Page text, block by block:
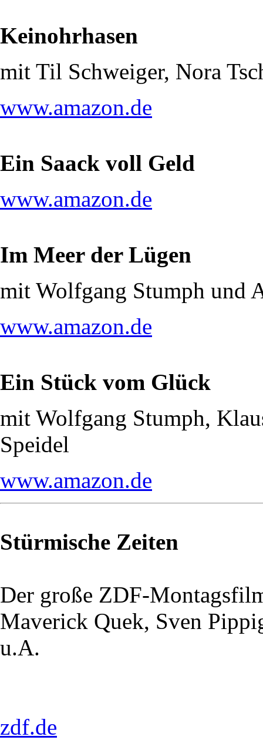
Keinohrhasen
mit Til Schweiger, Nora
www.amazon.de
Ein Saack voll Geld
www.amazon.de
Im Meer der Lügen
mit Wolfgang Stumph und
www.amazon.de
Ein Stück vom Glück
mit Wolfgang Stumph,
Speidel
www.amazon.de
Stürmische Zeiten
Der große ZDF-
Maverick Quek, Sven
u.A.
zdf.de